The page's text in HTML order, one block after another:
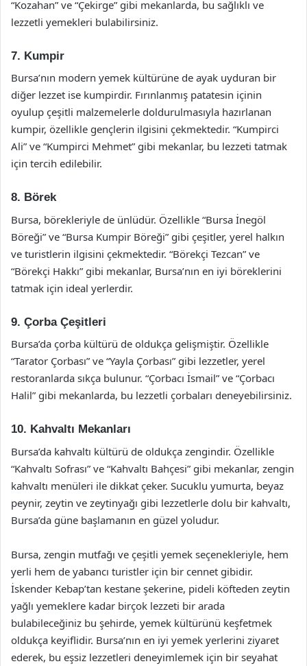
“Kozahan” ve “Çekirge” gibi mekanlarda, bu sağlıklı ve
lezzetli yemekleri bulabilirsiniz.
7. Kumpir
Bursa’nın modern yemek kültürüne de ayak uyduran bir
diğer lezzet ise kumpirdir. Fırınlanmış patatesin içinin
oyulup çeşitli malzemelerle doldurulmasıyla hazırlanan
kumpir, özellikle gençlerin ilgisini çekmektedir. “Kumpirci
Ali” ve “Kumpirci Mehmet” gibi mekanlar, bu lezzeti tatmak
için tercih edilebilir.
8. Börek
Bursa, börekleriyle de ünlüdür. Özellikle “Bursa İnegöl
Böreği” ve “Bursa Kumpir Böreği” gibi çeşitler, yerel halkın
ve turistlerin ilgisini çekmektedir. “Börekçi Tezcan” ve
“Börekçi Hakkı” gibi mekanlar, Bursa’nın en iyi böreklerini
tatmak için ideal yerlerdir.
9. Çorba Çeşitleri
Bursa’da çorba kültürü de oldukça gelişmiştir. Özellikle
“Tarator Çorbası” ve “Yayla Çorbası” gibi lezzetler, yerel
restoranlarda sıkça bulunur. “Çorbacı İsmail” ve “Çorbacı
Halil” gibi mekanlarda, bu lezzetli çorbaları deneyebilirsiniz.
10. Kahvaltı Mekanları
Bursa’da kahvaltı kültürü de oldukça zengindir. Özellikle
“Kahvaltı Sofrası” ve “Kahvaltı Bahçesi” gibi mekanlar, zengin
kahvaltı menüleri ile dikkat çeker. Sucuklu yumurta, beyaz
peynir, zeytin ve zeytinyağı gibi lezzetlerle dolu bir kahvaltı,
Bursa’da güne başlamanın en güzel yoludur.
Bursa, zengin mutfağı ve çeşitli yemek seçenekleriyle, hem
yerli hem de yabancı turistler için bir cennet gibidir.
İskender Kebap’tan kestane şekerine, pideli köfteden zeytin
yağlı yemeklere kadar birçok lezzeti bir arada
bulabileceğiniz bu şehirde, yemek kültürünü keşfetmek
oldukça keyiflidir. Bursa’nın en iyi yemek yerlerini ziyaret
ederek, bu eşsiz lezzetleri deneyimlemek için bir seyahat